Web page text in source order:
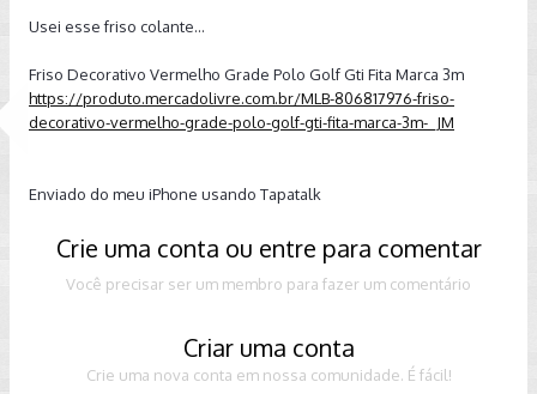
Usei esse friso colante...
Friso Decorativo Vermelho Grade Polo Golf Gti Fita Marca 3m
https://produto.mercadolivre.com.br/MLB-806817976-friso-
decorativo-vermelho-grade-polo-golf-gti-fita-marca-3m-_JM
Enviado do meu iPhone usando Tapatalk
Crie uma conta ou entre para comentar
Você precisar ser um membro para fazer um comentário
Criar uma conta
Crie uma nova conta em nossa comunidade. É fácil!